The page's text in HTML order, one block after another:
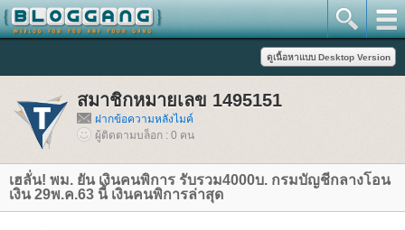
สมาชิกหมายเลข 1495151
ฝากข้อความหลังไมค์
ผู้ติดตามบล็อก : 0 คน
เฮลั่น! พม. ยัน เงินคนพิการ รับรวม4000บ. กรมบัญชีกลางโอน
เงิน 29พ.ค.63 นี้ เงินคนพิการล่าสุด